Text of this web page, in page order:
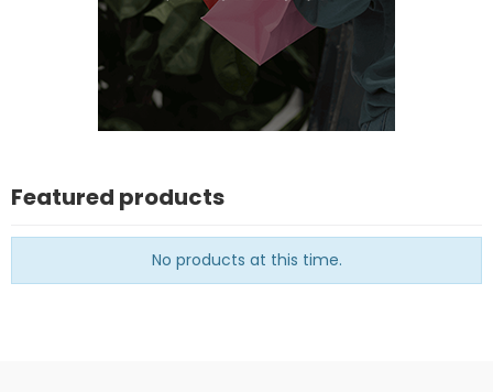
Featured products
No products at this time.